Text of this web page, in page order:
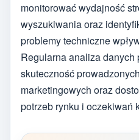
monitorować wydajność
wyszukiwania oraz
problemy techniczne
Regularna analiza
skuteczność
marketingowych oraz
potrzeb rynku i oczekiwań